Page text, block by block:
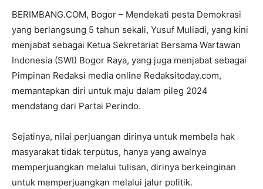
BERIMBANG.COM, Bogor – Mendekati pesta Demokrasi
yang berlangsung 5 tahun sekali, Yusuf Muliadi, yang kini
menjabat sebagai Ketua Sekretariat Bersama Wartawan
Indonesia (SWI) Bogor Raya, yang juga menjabat sebagai
Pimpinan Redaksi media online Redaksitoday.com,
memantapkan diri untuk maju dalam pileg 2024
mendatang dari Partai Perindo.
Sejatinya, nilai perjuangan dirinya untuk membela hak
masyarakat tidak terputus, hanya yang awalnya
memperjuangkan melalui tulisan, dirinya berkeinginan
untuk memperjuangkan melalui jalur politik.